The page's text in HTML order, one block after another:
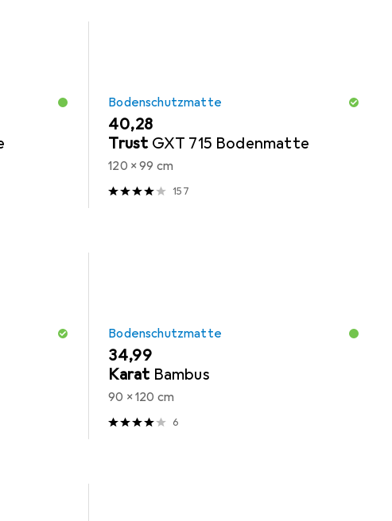
Bodenschutzmatte
EUR
40,28
Trust GXT 715 Bodenmatte
120 x 99 cm
157
Bodenschutzmatte
EUR
34,99
Karat Bambus
90 x 120 cm
6